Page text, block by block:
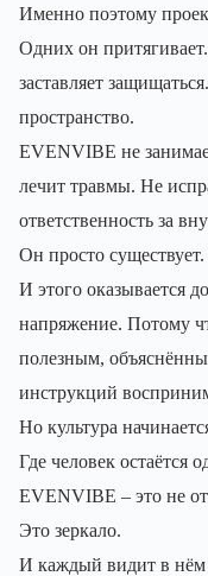
Именно поэтому
Одних он
заставляет
пространство.
EVENVIBE не
лечит травмы. Не
ответственность за
Он просто существует.
И этого оказывается
напряжение. Потому
полезным,
инструкций
Но культура
Где человек остаётся
EVENVIBE – это не
Это зеркало.
И каждый видит в нём